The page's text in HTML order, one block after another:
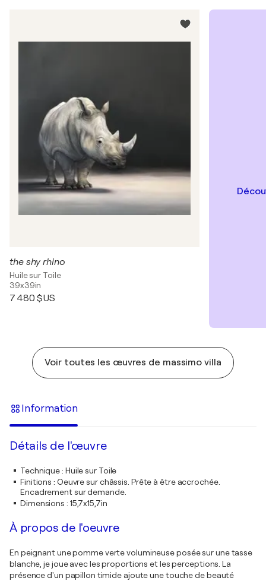
the shy rhino
Huile sur Toile
39x39in
7 480 $US
Voir toutes les œuvres de massimo villa
Information
Détails de l'œuvre
Technique: Huile sur Toile
Finitions : Oeuvre sur châssis. Prête à être accrochée.
Encadrement sur demande.
Dimensions : 15,7x15,7in
À propos de l'oeuvre
En peignant une pomme verte volumineuse posée sur une tasse
blanche, je joue avec les proportions et les perceptions. La
présence d'un papillon timide ajoute une touche de beauté